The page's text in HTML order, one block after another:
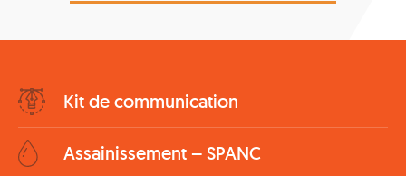
Menu
Kit de communication
Assainissement – SPANC